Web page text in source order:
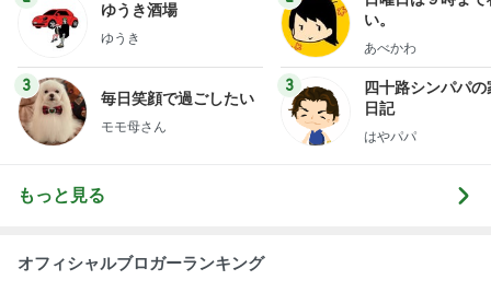
ゆうき酒場
ゆうき
3
毎日笑顔で過ごしたい
モモ母さん
い。
あべかわ
3
四十路シンパパの
日記
はやパパ
もっと見る
オフィシャルブロガーランキング